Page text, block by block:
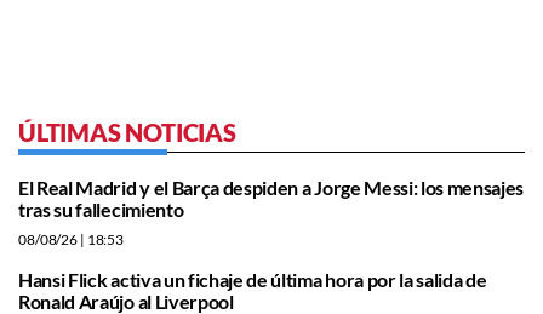
ÚLTIMAS NOTICIAS
El Real Madrid y el Barça despiden a Jorge Messi: los mensajes
tras su fallecimiento
08/08/26 | 18:53
Hansi Flick activa un fichaje de última hora por la salida de
Ronald Araújo al Liverpool